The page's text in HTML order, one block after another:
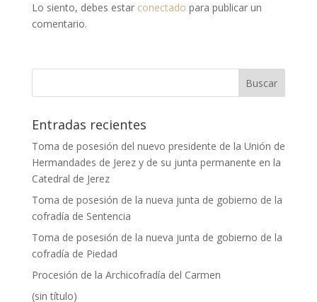
Lo siento, debes estar conectado para publicar un
comentario.
Entradas recientes
Toma de posesión del nuevo presidente de la Unión de
Hermandades de Jerez y de su junta permanente en la
Catedral de Jerez
Toma de posesión de la nueva junta de gobierno de la
cofradía de Sentencia
Toma de posesión de la nueva junta de gobierno de la
cofradía de Piedad
Procesión de la Archicofradía del Carmen
(sin título)